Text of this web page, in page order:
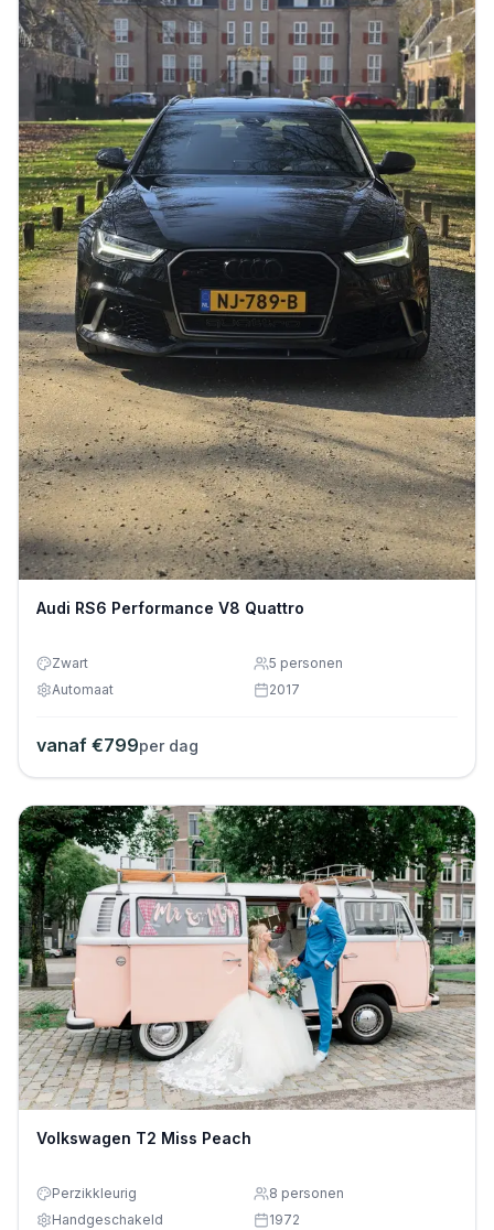
Audi RS6 Performance V8 Quattro
Zwart 5 personen
Automaat
2017
vanaf €799per dag
Volkswagen T2 Miss Peach
Perzikkleurig 8 personen
Handgeschakeld
1972